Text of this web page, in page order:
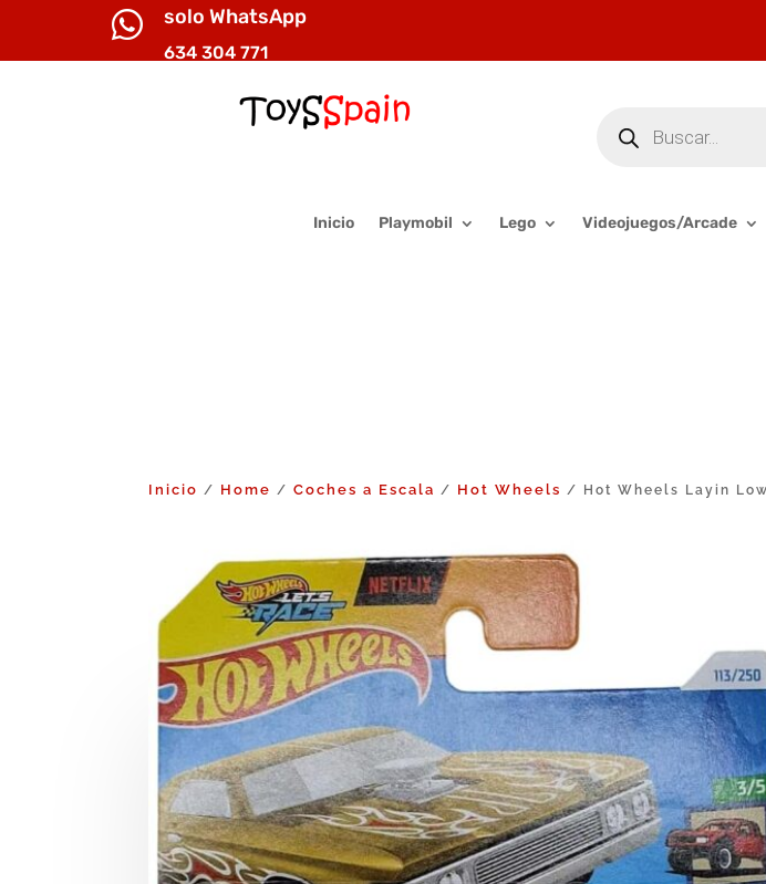
 solo WhatsApp
634 304 771
productos
Inicio Playmobil Lego Videojuegos/Arcade
Inicio / Home /Coches a Escala / Hot Wheels / Hot Wheels Layin